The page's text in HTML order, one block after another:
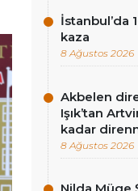
İstanbul’da
kaza
8 Ağustos 2026
Akbelen
Işık’tan
kadar
8 Ağustos 2026